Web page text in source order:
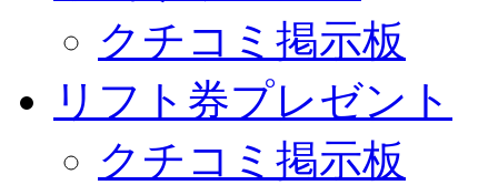
クチコミ掲示板
リフト券プレゼント
クチコミ掲示板